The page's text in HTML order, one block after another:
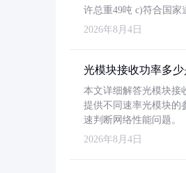
许总重49吨 c)符合国
2026年8月4日
光模块接收功率多少
本文详细解答光模块接
提供不同速率光模块的
速判断网络性能问题。
2026年8月4日